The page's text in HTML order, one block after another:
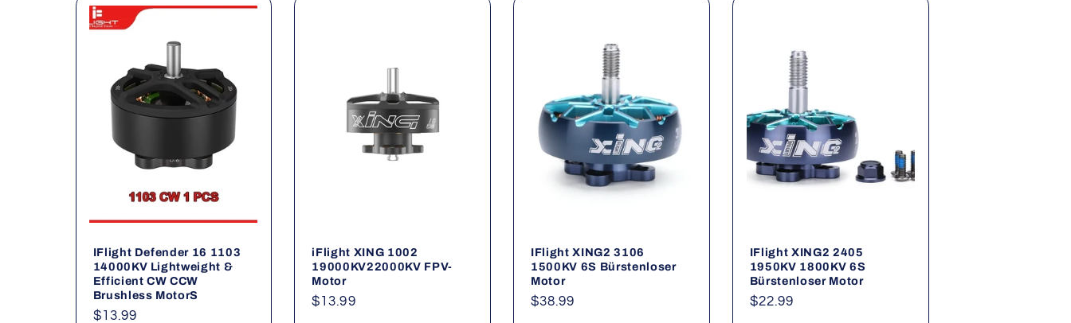
IFlight Defender 16 1103
14000KV Lightweight &
Efficient CW CCW
Brushless MotorS
Normaler
$13.99
iFlight XING 1002
19000KV22000KV FPV-
Motor
Normaler
$13.99
IFlight XING2 3106
1500KV 6S Bürstenloser
Motor
Normaler
$38.99
IFlight XING2 2405
1950KV 1800KV 6S
Bürstenloser Motor
Normaler
$22.99